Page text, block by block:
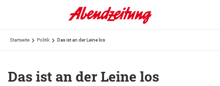
Startseite Politik Das ist an der Leine los
Das ist an der Leine los